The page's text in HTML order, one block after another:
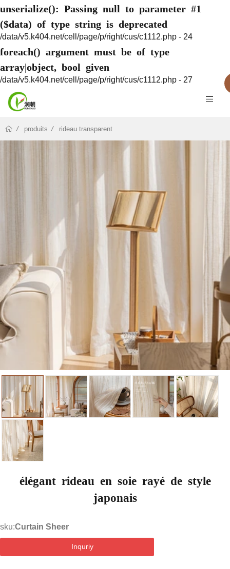
unserialize(): Passing null to parameter #1
($data) of type string is deprecated
/data/v5.k404.net/cell/page/p/right/cus/c1112.php - 24
foreach() argument must be of type
array|object, bool given
/data/v5.k404.net/cell/page/p/right/cus/c1112.php - 27
produits rideau transparent
élégant rideau en soie rayé de style
japonais
sku:Curtain Sheer
Inquriy